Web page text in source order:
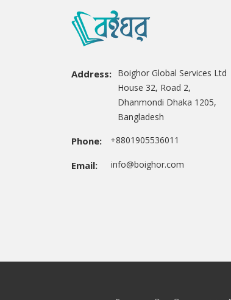
Address: Boighor Global Services Ltd
House 32, Road 2,
Dhanmondi Dhaka 1205,
Bangladesh
Phone: +8801905536011
Email: info@boighor.com